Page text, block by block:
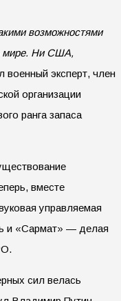
возможностями
мире. Ни США,
военный эксперт, член
организации
ранга запаса
вместе
управляемая
и «Сармат» — делая
сил велась